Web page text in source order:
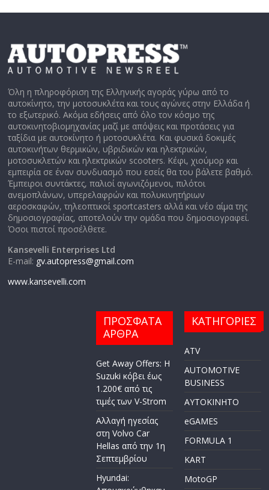
Όλη η πληροφόριση της Ελληνικής αγοράς γύρω από το
αυτοκίνητο, την μοτοσυκλέτα και τους αγώνες στην Ελλάδα ή
το εξωτερικό. Ακόμα εδήσεις από όλο τον κόσμο της
αυτοκινητοβιομηχανίας μαζί με απόψεις και προτάσεις για
ταξίδια με αυτοκίνητο ή μοτοσυκλέτα. Και φυσικά δοκιμές
αυτοκινήτων θερμικών, υβριδικών και ηλεκτρικών,
μοτοσυκλετών και ηλεκτρικών scooters. Κέφι, χιούμορ και
εμπειρία σε έναν συνδυασμό που εσείς θα του βάλετε βαθμό.
Έμπειροι συντάκτες, παλιοί αγωνιζόμενοι, πιλότοι
ανεμοπλάνων, υπερελαφρών και πολυκινητήριων
αεροσκαφών, τηλεοπτικοί sportcasters αλλά και νέο αίμα της
δημοσιογραφίας, αποτελούν την ομάδα που δημοσιογραφεί.
Όσοι πιστοί προσέλθετε.
Kansevelli Enterprises Ltd
E-mail: gv.autopress@gmail.com
www.kansevelli.com
ΠΡΟΣΦΑΤΑ
ΑΡΘΡΑ
Get Away Offers: Η
Suzuki κόβει έως
1.200€ από τις
τιμές των V-Strom
Αλλαγή ηγεσίας
στη Volvo Car
Hellas από την 1η
Σεπτεμβρίου
Hyundai:
ΚΑΤΗΓΟΡΙΕΣ
ATV
AUTOMOTIVE
BUSINESS
AYTOKINHTO
eGAMES
FORMULA 1
KART
MotoGP